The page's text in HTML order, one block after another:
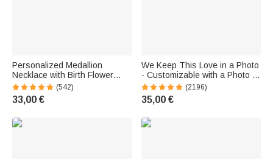
Personalized Medallion
Necklace with Birth Flower
Photo and Name - Birthday
and Valentine's Day Gift for
Women
(542)
33,00 €
We Keep This Love in a Photo
- Customizable with a Photo -
Heart-Shaped Necklace
(2196)
35,00 €